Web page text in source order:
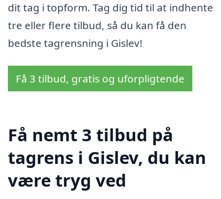
dit tag i topform. Tag dig tid til at indhente
tre eller flere tilbud, så du kan få den
bedste tagrensning i Gislev!
Få 3 tilbud, gratis og uforpligtende
Få nemt 3 tilbud på
tagrens i Gislev, du kan
være tryg ved